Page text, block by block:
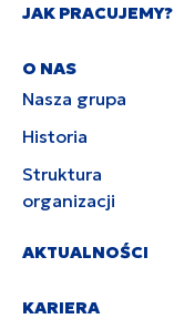
JAK PRACUJEMY?
O NAS
Nasza grupa
Historia
Struktura
organizacji
AKTUALNOŚCI
KARIERA